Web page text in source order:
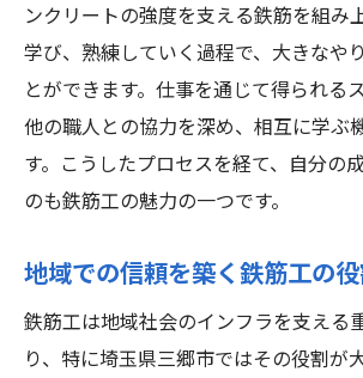
ンクリートの強度を支える鉄筋を組み
学び、熟練していく過程で、大きなや
とができます。仕事を通じて得られる
他の職人との協力を深め、相互に学ぶ
す。こうしたプロセスを経て、自分の
のも鉄筋工の魅力の一つです。
地域での信頼を築く鉄筋工の
鉄筋工は地域社会のインフラを支える
り、特に埼玉県三郷市ではその役割が